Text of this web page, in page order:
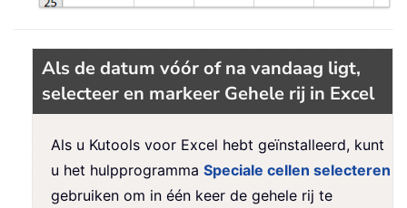
Als de datum vóór of na vandaag ligt,
selecteer en markeer Gehele rij in Excel
Als u Kutools voor Excel hebt geïnstalleerd, kunt
u het hulpprogramma Speciale cellen selecteren
gebruiken om in één keer de gehele rij te